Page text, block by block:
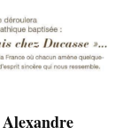
Alexandre